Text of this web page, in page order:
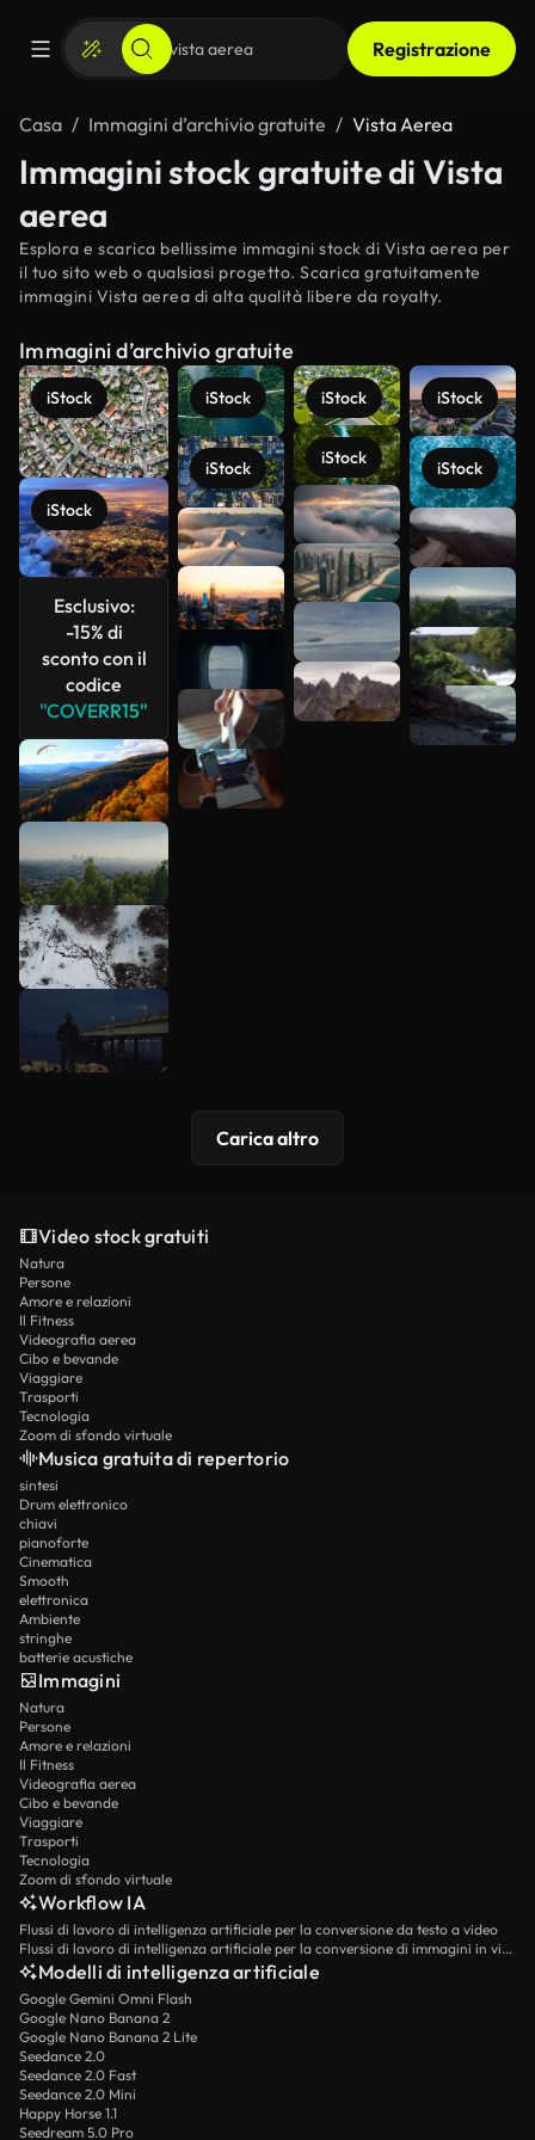
Registrazione
Casa Immagini d’archivio gratuite Vista Aerea
Immagini stock gratuite di Vista
aerea
Esplora e scarica bellissime immagini stock di Vista aerea per
il tuo sito web o qualsiasi progetto. Scarica gratuitamente
immagini Vista aerea di alta qualità libere da royalty.
Immagini d’archivio gratuite
iStock
iStock
Esclusivo:
-15% di
sconto con il
codice
"COVERR15"
iStock
iStock
iStock
iStock
iStock
iStock
Scopri di
più
Carica altro
Video stock gratuiti
Natura
Persone
Amore e relazioni
Il Fitness
Videografia aerea
Cibo e bevande
Viaggiare
Trasporti
Tecnologia
Zoom di sfondo virtuale
Musica gratuita di repertorio
sintesi
Drum elettronico
chiavi
pianoforte
Cinematica
Smooth
elettronica
Ambiente
stringhe
batterie acustiche
Immagini
Natura
Persone
Amore e relazioni
Il Fitness
Videografia aerea
Cibo e bevande
Viaggiare
Trasporti
Tecnologia
Zoom di sfondo virtuale
Workflow IA
Flussi di lavoro di intelligenza artificiale per la conversione da testo a video
Flussi di lavoro di intelligenza artificiale per la conversione di immagini in video
Modelli di intelligenza artificiale
Google Gemini Omni Flash
Google Nano Banana 2
Google Nano Banana 2 Lite
Seedance 2.0
Seedance 2.0 Fast
Seedance 2.0 Mini
Happy Horse 1.1
Seedream 5.0 Pro